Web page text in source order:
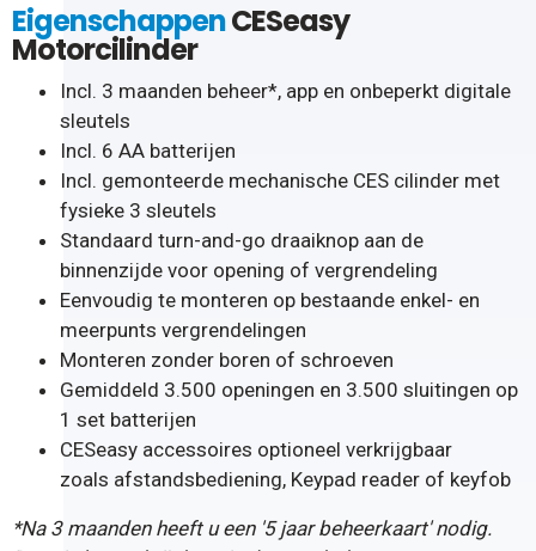
EigenschappenCESeasy
Motorcilinder
Incl. 3 maanden beheer*, app en onbeperkt digitale
sleutels
Incl. 6 AA batterijen
Incl. gemonteerde mechanische CES cilinder met
fysieke 3 sleutels
Standaard turn-and-go draaiknop aan de
binnenzijde voor opening of vergrendeling
Eenvoudig te monteren op bestaande enkel- en
meerpunts vergrendelingen
Monteren zonder boren of schroeven
Gemiddeld 3.500 openingen en 3.500 sluitingen op
1 set batterijen
CESeasy accessoires optioneel verkrijgbaar
zoals afstandsbediening, Keypad reader of keyfob
*Na 3 maanden heeft u een ' 5 jaar beheerkaart' nodig.